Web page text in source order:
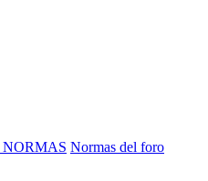
NORMAS Normas del foro